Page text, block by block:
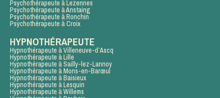
Psychothérapeute à Lezennes
Psychothérapeute à Anstaing
Psychothérapeute à Ronchin
Psychothérapeute à Croix
HYPNOTHÉRAPEUTE
Hypnothérapeute à Villeneuve-d’Ascq
Hypnothérapeute à Lille
Hypnothérapeute à Sailly-lez-Lannoy
Hypnothérapeute à Mons-en-Barœul
Hypnothérapeute à Baisieux
Hypnothérapeute à Lesquin
Hypnothérapeute à Willems